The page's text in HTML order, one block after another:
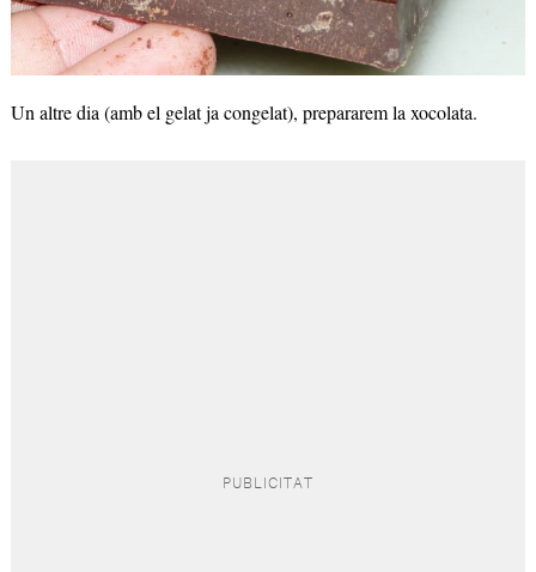
Un altre dia (amb el gelat ja congelat), prepararem la xocolata.